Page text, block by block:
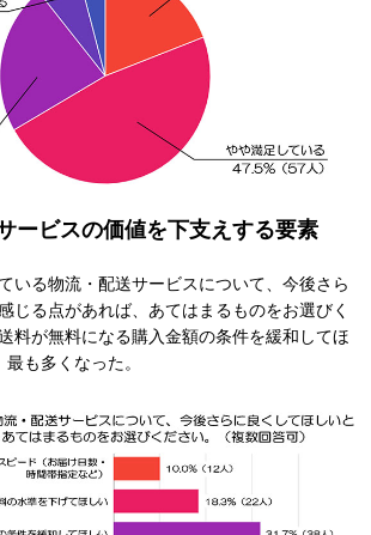
ービスの価値を下支えする要素
いる物流・配送サービスについて、今後さら
じる点があれば、あてはまるものをお選びく
料が無料になる購入金額の条件を緩和してほ
も多くなった。